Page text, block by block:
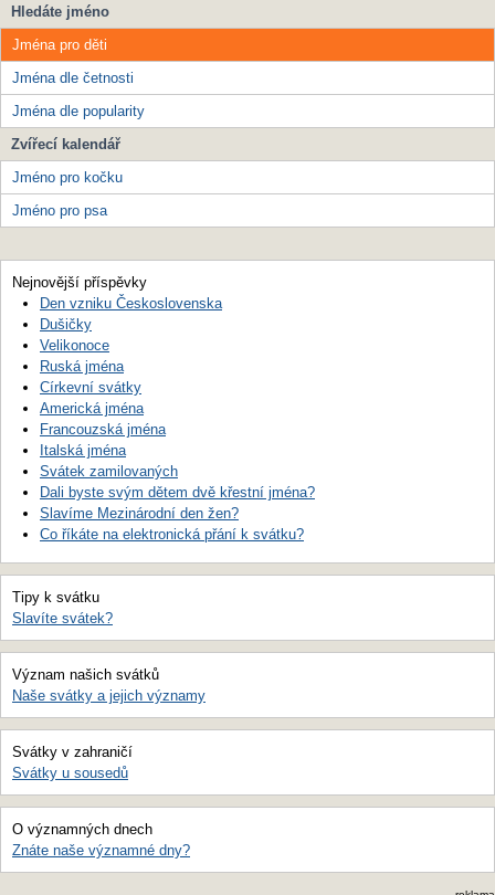
Hledáte jméno
Jména pro děti
Jména dle četnosti
Jména dle popularity
Zvířecí kalendář
Jméno pro kočku
Jméno pro psa
Nejnovější příspěvky
Den vzniku Československa
Dušičky
Velikonoce
Ruská jména
Církevní svátky
Americká jména
Francouzská jména
Italská jména
Svátek zamilovaných
Dali byste svým dětem dvě křestní jména?
Slavíme Mezinárodní den žen?
Co říkáte na elektronická přání k svátku?
Tipy k svátku
Slavíte svátek?
Význam našich svátků
Naše svátky a jejich významy
Svátky v zahraničí
Svátky u sousedů
O významných dnech
Znáte naše významné dny?